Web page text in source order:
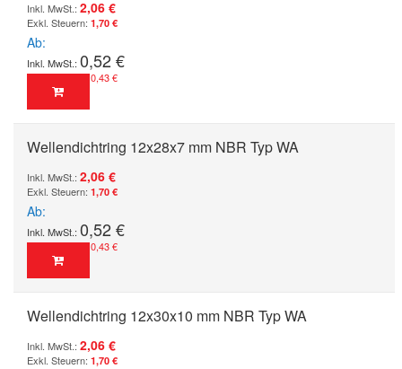
2,06 €
1,70 €
Ab
0,52 €
0,43 €
Wellendichtring 12x28x7 mm NBR Typ WA
2,06 €
1,70 €
Ab
0,52 €
0,43 €
Wellendichtring 12x30x10 mm NBR Typ WA
2,06 €
1,70 €